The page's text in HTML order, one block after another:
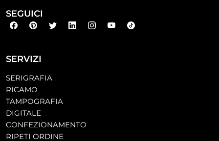
SERVIZI
SERIGRAFIA
RICAMO
TAMPOGRAFIA
DIGITALE
CONFEZIONAMENTO
RIPETI ORDINE
SEGUICI